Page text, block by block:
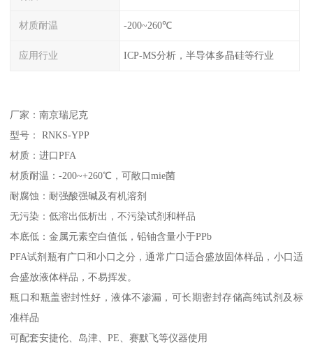
材质耐温 -200~260℃
应用行业 ICP-MS分析，半导体多晶硅等行业
厂家：南京瑞尼克
型号： RNKS-YPP
材质：进口PFA
材质耐温：-200~+260℃，可敞口mie菌
耐腐蚀：耐强酸强碱及有机溶剂
无污染：低溶出低析出，不污染试剂和样品
本底低：金属元素空白值低，铅铀含量小于PPb
PFA试剂瓶有广口和小口之分，通常广口适合盛放固体样品，小口适
合盛放液体样品，不易挥发。
瓶口和瓶盖密封性好，液体不渗漏，可长期密封存储高纯试剂及标
准样品
可配套安捷伦、岛津、PE、赛默飞等仪器使用